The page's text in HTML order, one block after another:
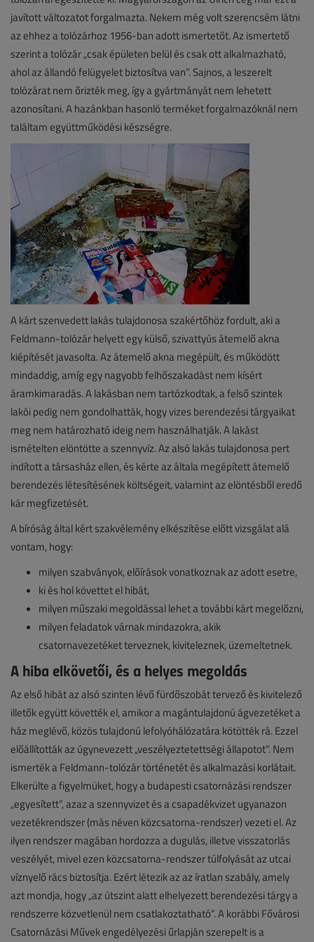
javított változatot forgalmazta. Nekem még volt szerencsém látni
az ehhez a tolózárhoz 1956-ban adott ismertetőt. Az ismertető
szerint a tolózár „csak épületen belül és csak ott alkalmazható,
ahol az állandó felügyelet biztosítva van”. Sajnos, a leszerelt
tolózárat nem őrizték meg, így a gyártmányát nem lehetett
azonosítani. A hazánkban hasonló terméket forgalmazóknál nem
találtam együttműködési készségre.
A kárt szenvedett lakás tulajdonosa szakértőhöz fordult, aki a
Feldmann-tolózár helyett egy külső, szivattyús átemelő akna
kiépítését javasolta. Az átemelő akna megépült, és működött
mindaddig, amíg egy nagyobb felhőszakadást nem kísért
áramkimaradás. A lakásban nem tartózkodtak, a felső szintek
lakói pedig nem gondolhatták, hogy vizes berendezési tárgyaikat
meg nem határozható ideig nem használhatják. A lakást
ismételten elöntötte a szennyvíz. Az alsó lakás tulajdonosa pert
indított a társasház ellen, és kérte az általa megépített átemelő
berendezés létesítésének költségeit, valamint az elöntésből eredő
kár megfizetését.
A bíróság által kért szakvélemény elkészítése előtt vizsgálat alá
vontam, hogy:
milyen szabványok, előírások vonatkoznak az adott esetre,
ki és hol követtet el hibát,
milyen műszaki megoldással lehet a további kárt megelőzni,
milyen feladatok várnak mindazokra, akik
csatornavezetéket terveznek, kiviteleznek, üzemeltetnek.
A hiba elkövetői, és a helyes megoldás
Az első hibát az alsó szinten lévő fürdőszobát tervező és kivitelező
illetők együtt követték el, amikor a magántulajdonú ágvezetéket a
ház meglévő, közös tulajdonú lefolyóhálózatára kötötték rá. Ezzel
előállították az úgynevezett „veszélyeztetettségi állapotot”. Nem
ismerték a Feldmann-tolózár történetét és alkalmazási korlátait.
Elkerülte a figyelmüket, hogy a budapesti csatornázási rendszer
„egyesített”, azaz a szennyvizet és a csapadékvizet ugyanazon
vezetékrendszer (más néven közcsatorna-rendszer) vezeti el. Az
ilyen rendszer magában hordozza a dugulás, illetve visszatorlás
veszélyét, mivel ezen közcsatorna-rendszer túlfolyását az utcai
víznyelő rács biztosítja. Ezért létezik az az íratlan szabály, amely
azt mondja, hogy „az útszint alatt elhelyezett berendezési tárgy a
rendszerre közvetlenül nem csatlakoztatható”. A korábbi Fővárosi
Csatornázási Művek engedélyezési űrlapján szerepelt is a